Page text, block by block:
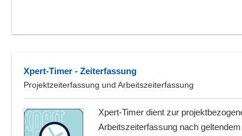
Xpert-Timer - Zeiterfassung
Projektzeiterfassung und Arbeitszeiterfassung
Xpert-Timer dient zur
Arbeitszeiterfassung nach